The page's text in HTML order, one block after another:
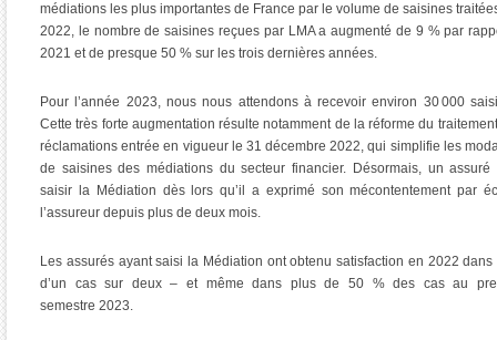
médiations les plus importantes de France par le volume de saisines
2022, le nombre de saisines reçues par LMA a augmenté de 9 % par
2021 et de presque 50 % sur les trois dernières années.
Pour l’année 2023, nous nous attendons à recevoir environ 30 000
Cette très forte augmentation résulte notamment de la réforme du
réclamations entrée en vigueur le 31 décembre 2022, qui simplifie les
de saisines des médiations du secteur financier. Désormais, un assuré
saisir la Médiation dès lors qu’il a exprimé son mécontentement par
l’assureur depuis plus de deux mois.
Les assurés ayant saisi la Médiation ont obtenu satisfaction en 2022 dans
d’un cas sur deux – et même dans plus de 50 % des cas au
semestre 2023.